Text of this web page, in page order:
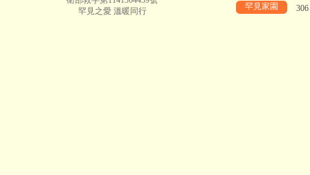
罕見之愛 溫暖同行
罕見家園